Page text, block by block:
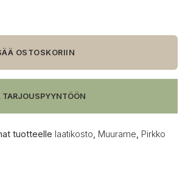
OSTOSKORIIN
TARJOUSPYYNTÖÖN
tuotteelle laatikosto Muurame Pirkko